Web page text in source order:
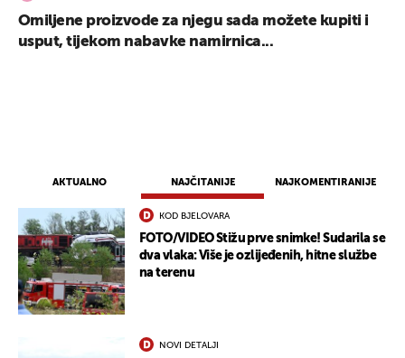
AKTUALNO NAJČITANIJE NAJKOMENTIRANIJE
KOD BJELOVARA
FOTO/VIDEO Stižu prve snimke! Sudarila se
dva vlaka: Više je ozlijeđenih, hitne službe
na terenu
NOVI DETALJI
Omiljene proizvode za njegu sada možete kupiti i
usput, tijekom nabavke namirnica...
UKLJUČITE NOTIFIKACIJE